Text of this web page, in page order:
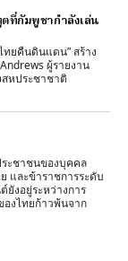
ตที่กัมพูชากำลังเล่น
ทยคืนดินแดน” สร้าง
ผู้รายงาน
หประชาชาติ
ะชาชนของบุคคล
และข้าราชการระดับ
งอยู่ระหว่างการ
งไทยก้าวพ้นจาก